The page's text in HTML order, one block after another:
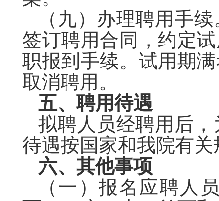
（ 九）办理聘用手续
签订聘用合同，约定
职报到手续。试用期
取消聘用。
五、聘用待遇
拟聘人员经聘用后，
待遇按国家和我院有关
六、其他事项
（一）报名应聘人